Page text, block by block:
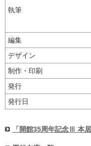
執筆
編集
デザイン
制作・印刷
発行
発行日
「 開館35周年記念Ⅲ 本